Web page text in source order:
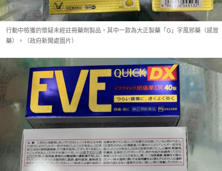
行動中檢獲的懷疑未經註冊藥劑製品，其中一款為大正製藥「G」字風邪藥（感冒
藥）。（政府新聞處圖片）